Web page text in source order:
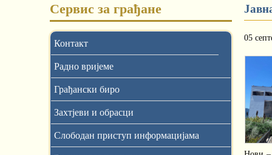
Сервис за грађане
Контакт
Радно вријеме
Грађански биро
Захтјеви и обрасци
Слободан приступ информацијама
05